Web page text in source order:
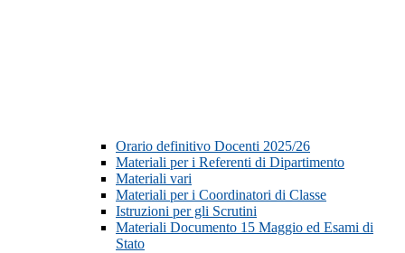
Orario definitivo Docenti 2025/26
Materiali per i Referenti di Dipartimento
Materiali vari
Materiali per i Coordinatori di Classe
Istruzioni per gli Scrutini
Materiali Documento 15 Maggio ed Esami di
Stato